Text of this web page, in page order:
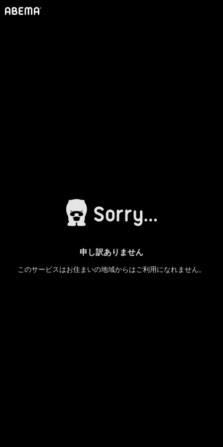
申し訳ありません
このサービスはお住まいの地域からはご利用になれません。